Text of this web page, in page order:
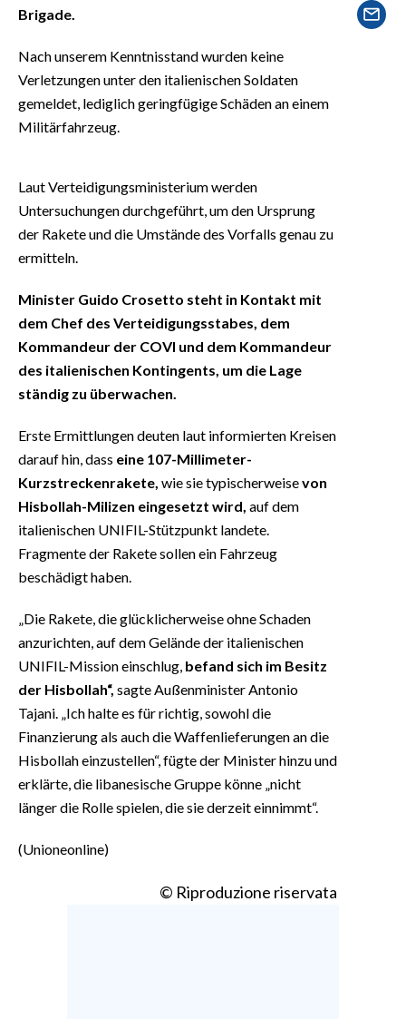
INFO AZIENDE
ABBONATI
ANNUNCI
NECROLOGI
STORE
Brigade.
Nach unserem Kenntnisstand wurden keine
Verletzungen unter den italienischen Soldaten
gemeldet, lediglich geringfügige Schäden an einem
Militärfahrzeug.
Laut Verteidigungsministerium werden
Untersuchungen durchgeführt, um den Ursprung
der Rakete und die Umstände des Vorfalls genau zu
ermitteln.
Minister Guido Crosetto steht in Kontakt mit
dem Chef des Verteidigungsstabes, dem
Kommandeur der COVI und dem Kommandeur
des italienischen Kontingents, um die Lage
ständig zu überwachen.
Erste Ermittlungen deuten laut informierten Kreisen
darauf hin, dass eine 107-Millimeter-
Kurzstreckenrakete, wie sie typischerweisevon
Hisbollah-Milizen eingesetzt wird, auf dem
italienischen UNIFIL-Stützpunkt landete.
Fragmente der Rakete sollen ein Fahrzeug
beschädigt haben.
„Die Rakete, die glücklicherweise ohne Schaden
anzurichten, auf dem Gelände der italienischen
UNIFIL-Mission einschlug, befand sich im Besitz
der Hisbollah“, sagte Außenminister Antonio
Tajani. „Ich halte es für richtig, sowohl die
Finanzierung als auch die Waffenlieferungen an die
Hisbollah einzustellen“, fügte der Minister hinzu und
erklärte, die libanesische Gruppe könne „nicht
länger die Rolle spielen, die sie derzeit einnimmt“.
(Unioneonline)
© Riproduzione riservata